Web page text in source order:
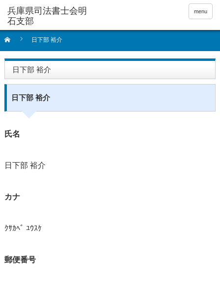
menu
日下部 裕介
日下部 裕介
日下部 裕介
氏名
日下部 裕介
カナ
ｸｻｶﾍﾞ ﾕｳｽｹ
郵便番号